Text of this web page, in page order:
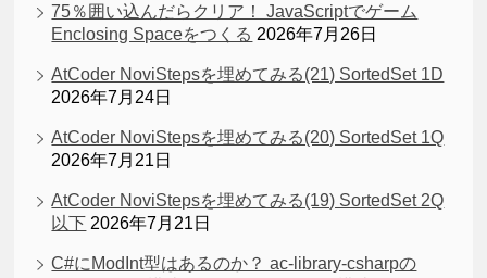
75％囲い込んだらクリア！ JavaScriptでゲーム
Enclosing Spaceをつくる 2026年7月26日
AtCoder NoviStepsを埋めてみる(21) SortedSet 1D
2026年7月24日
AtCoder NoviStepsを埋めてみる(20) SortedSet 1Q
2026年7月21日
AtCoder NoviStepsを埋めてみる(19) SortedSet 2Q
以下 2026年7月21日
C#にModInt型はあるのか？ ac-library-csharpの